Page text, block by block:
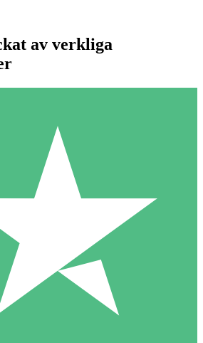
Kreditpaket
med nedladdningskrediter. Inget
1 Nedladdningar
10 00
av verkliga